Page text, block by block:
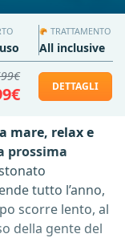
🥐 TRATTAMENTO
All inclusive
DETTAGLI
mare, relax e
prossima
tutto l’anno,
scorre lento, al
della gente del